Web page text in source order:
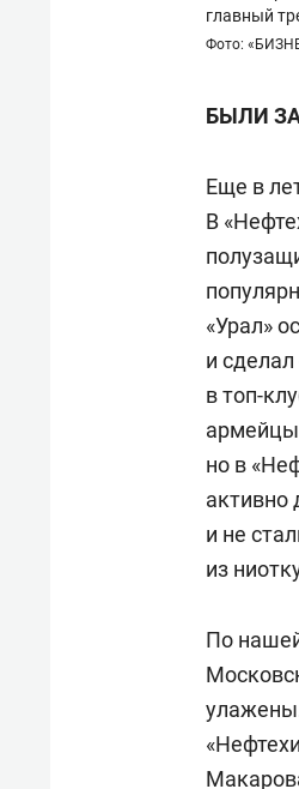
главный
Фото:
БЫЛИ
Еще в
В
«Урал»
и
в топ-
армейцы
но в
активно
и не
из
По